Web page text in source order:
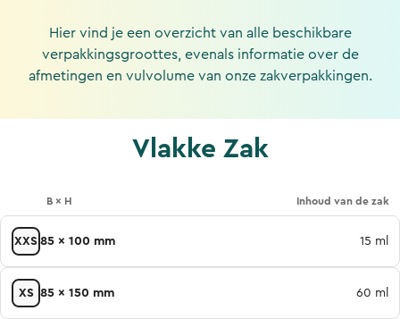
Hier vind je een overzicht van alle beschikbare
verpakkingsgroottes, evenals informatie over de
afmetingen en vulvolume van onze zakverpakkingen.
Vlakke Zak
B × H Inhoud van de zak
XXS 85 x 100 mm 15 ml
XS 85 x 150 mm 60 ml